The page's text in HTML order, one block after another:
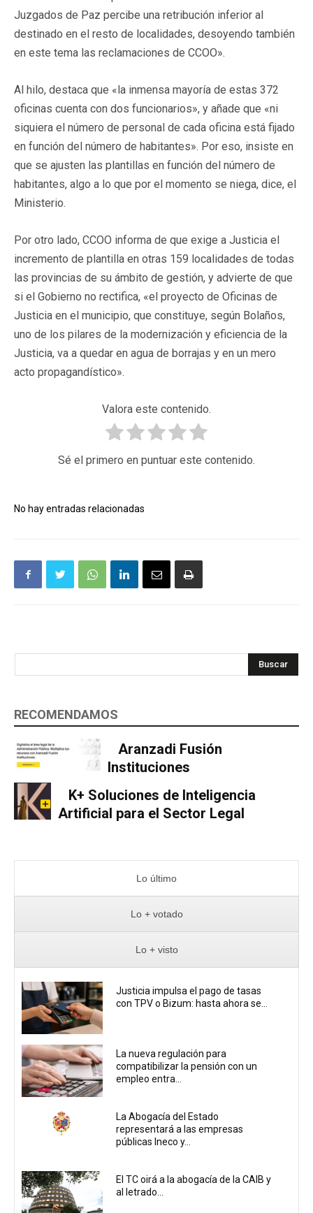
Juzgados de Paz percibe una retribución inferior al
destinado en el resto de localidades, desoyendo también
en este tema las reclamaciones de CCOO».
Al hilo, destaca que «la inmensa mayoría de estas 372
oficinas cuenta con dos funcionarios», y añade que «ni
siquiera el número de personal de cada oficina está fijado
en función del número de habitantes». Por eso, insiste en
que se ajusten las plantillas en función del número de
habitantes, algo a lo que por el momento se niega, dice, el
Ministerio.
Por otro lado, CCOO informa de que exige a Justicia el
incremento de plantilla en otras 159 localidades de todas
las provincias de su ámbito de gestión, y advierte de que
si el Gobierno no rectifica, «el proyecto de Oficinas de
Justicia en el municipio, que constituye, según Bolaños,
uno de los pilares de la modernización y eficiencia de la
Justicia, va a quedar en agua de borrajas y en un mero
acto propagandístico».
Valora este contenido.
Sé el primero en puntuar este contenido.
No hay entradas relacionadas
Buscar
RECOMENDAMOS
Aranzadi Fusión
Instituciones
K+ Soluciones de Inteligencia
Artificial para el Sector Legal
Lo último
Lo + votado
Lo + visto
Justicia impulsa el pago de tasas
con TPV o Bizum: hasta ahora se...
La nueva regulación para
compatibilizar la pensión con un
empleo entra...
La Abogacía del Estado
representará a las empresas
públicas Ineco y...
El TC oirá a la abogacía de la CAIB y
al letrado...